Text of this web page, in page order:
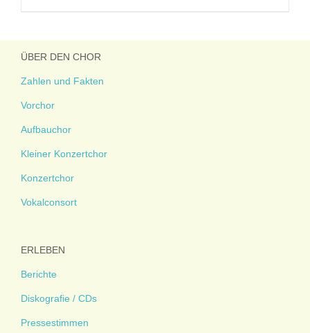
ÜBER DEN CHOR
Zahlen und Fakten
Vorchor
Aufbauchor
Kleiner Konzertchor
Konzertchor
Vokalconsort
ERLEBEN
Berichte
Diskografie / CDs
Pressestimmen